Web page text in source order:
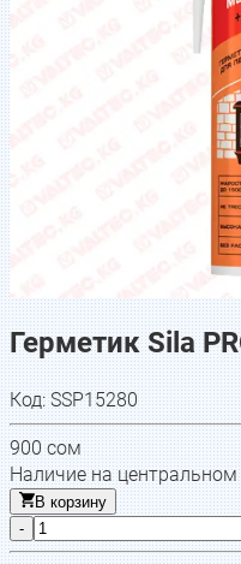
Герметик Sila
Код:SSP15280
900сом
Наличие на центральном
В корзину
-